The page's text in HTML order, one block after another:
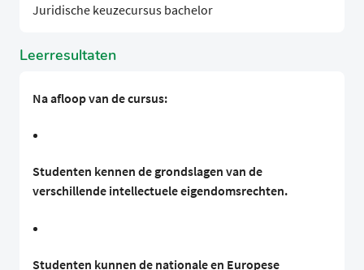
Juridische keuzecursus bachelor
Leerresultaten
Na afloop van de cursus:
Studenten kennen de grondslagen van de
verschillende intellectuele eigendomsrechten.
Studenten kunnen de nationale en Europese